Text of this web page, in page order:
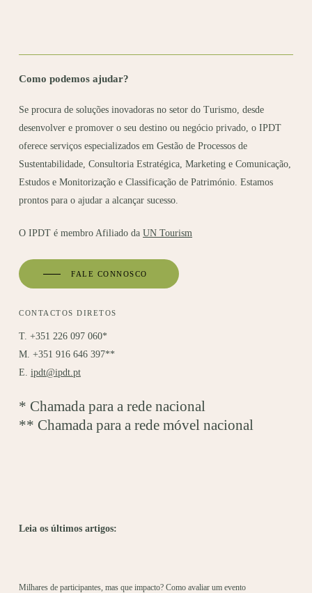
Como podemos ajudar?
Se procura de soluções inovadoras no setor do Turismo, desde
desenvolver e promover o seu destino ou negócio privado, o IPDT
oferece serviços especializados em Gestão de Processos de
Sustentabilidade, Consultoria Estratégica, Marketing e Comunicação,
Estudos e Monitorização e Classificação de Património. Estamos
prontos para o ajudar a alcançar sucesso.
O IPDT é membro Afiliado daUN Tourism
FALE CONNOSCO
CONTACTOS DIRETOS
T. +351 226 097 060*
M. +351 916 646 397**
E.ipdt@ipdt.pt
* Chamada para a rede nacional
** Chamada para a rede móvel nacional
Leia os últimos artigos:
Milhares de participantes, mas que impacto? Como avaliar um evento